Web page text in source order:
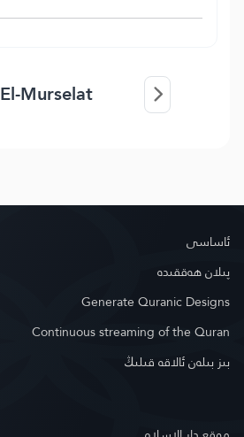
El-Murselat
ئاساسى
پىلان ھەققىدە
Generate Quranic Designs
Continuous streaming of the Quran
بىز بىلەن ئالاقە قىلىڭ